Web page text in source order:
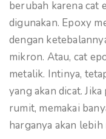
berubah karena cat
digunakan. Epoxy
dengan
mikron. Atau, cat
metalik. Intinya,
yang akan dicat.
rumit, memakai
harganya akan lebih